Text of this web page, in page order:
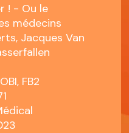
! - Ou le
médecins
Jacques Van
FB2